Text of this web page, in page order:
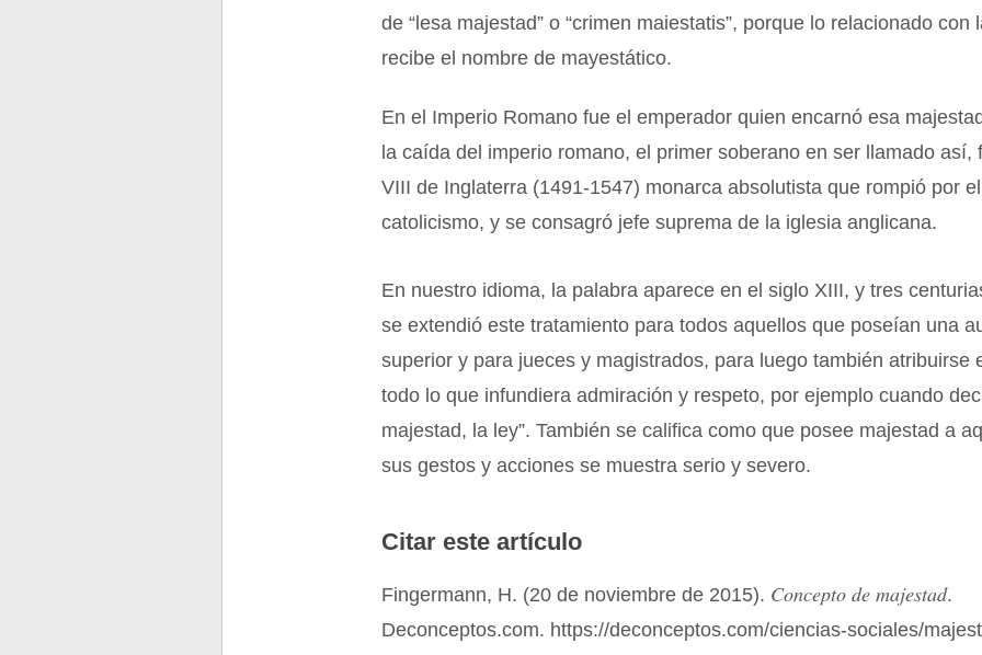
de “lesa majestad” o “crimen maiestatis”, porque lo relacionado con
recibe el nombre de mayestático.
En el Imperio Romano fue el emperador quien encarnó esa
la caída del imperio romano, el primer soberano en ser llamado así,
VIII de Inglaterra (1491-1547) monarca absolutista que rompió por
catolicismo, y se consagró jefe suprema de la iglesia anglicana.
En nuestro idioma, la palabra aparece en el siglo XIII, y tres
se extendió este tratamiento para todos aquellos que poseían una
superior y para jueces y magistrados, para luego también atribuirse
todo lo que infundiera admiración y respeto, por ejemplo cuando
majestad, la ley”. También se califica como que posee majestad a
sus gestos y acciones se muestra serio y severo.
Citar este artículo
Fingermann, H. (20 de noviembre de 2015). Concepto de majestad.
Deconceptos.com. https://deconceptos.com/ciencias-sociales/